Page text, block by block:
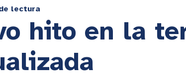
lectura
hito en la